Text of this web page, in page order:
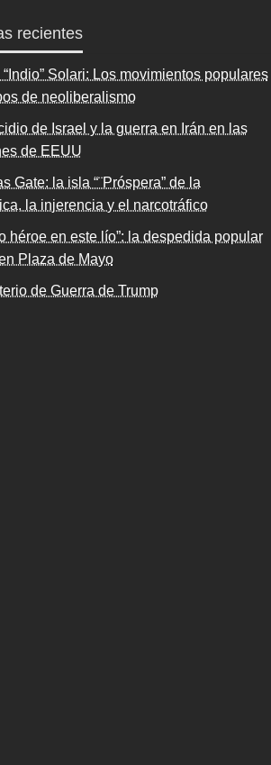
recientes
Solari: Los movimientos populares
de neoliberalismo
de Israel y la guerra en Irán en las
de EEUU
Gate: la isla “¨Próspera” de la
la injerencia y el narcotráfico
héroe en este lío”: la despedida popular
Plaza de Mayo
de Guerra de Trump